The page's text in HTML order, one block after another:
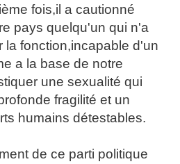
fois,il a cautionné
pays quelqu'un qui n'a
la fonction,incapable d'un
a la base de notre
une sexualité qui
fragilité et un
humains détestables.
de ce parti politique